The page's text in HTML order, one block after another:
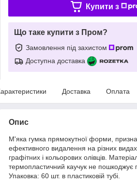
Купити з
Що таке купити з Пром?
Замовлення під захистом
Доступна доставка
Доставка Оплата
Опис
М'яка гумка прямокутної форми,
ефективного видалення на різних видах
графітних і кольорових олівців.
термопластичний каучук не пошкоджує
Упаковка: 60 шт. в пластиковій тубі.